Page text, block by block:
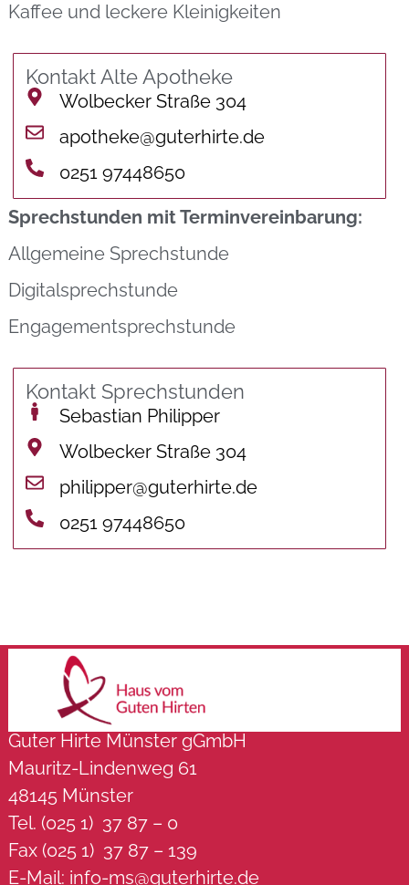
Kaffee und leckere Kleinigkeiten
Kontakt Alte Apotheke
Wolbecker Straße 304
apotheke@guterhirte.de
0251 97448650
Sprechstunden mit Terminvereinbarung:
Allgemeine Sprechstunde
Digitalsprechstunde
Engagementsprechstunde
Kontakt Sprechstunden
Sebastian Philipper
Wolbecker Straße 304
philipper@guterhirte.de
0251 97448650
Guter Hirte Münster gGmbH
Mauritz-Lindenweg 61
48145 Münster
Tel. (025 1) 37 87 – 0
Fax (025 1) 37 87 – 139
E-Mail: info-ms@guterhirte.de